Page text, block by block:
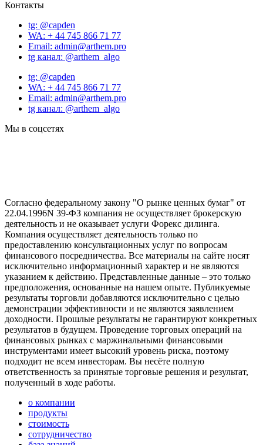
Контакты
tg: @capden
WA: + 44 745 866 71 77
Email: admin@arthem.pro
tg канал: @arthem_algo
tg: @capden
WA: + 44 745 866 71 77
Email: admin@arthem.pro
tg канал: @arthem_algo
Мы в соцсетях
Согласно федеральному закону "О рынке ценных бумаг" от
22.04.1996N 39-ФЗ компания не осуществляет брокерскую
деятельность и не оказывает услуги Форекс дилинга.
Компания осуществляет деятельность только по
предоставлению консультационных услуг по вопросам
финансового посредничества. Все материалы на сайте носят
исключительно информационный характер и не являются
указанием к действию. Представленные данные – это только
предположения, основанные на нашем опыте. Публикуемые
результаты торговли добавляются исключительно с целью
демонстрации эффективности и не являются заявлением
доходности. Прошлые результаты не гарантируют конкретных
результатов в будущем. Проведение торговых операций на
финансовых рынках с маржинальными финансовыми
инструментами имеет высокий уровень риска, поэтому
подходит не всем инвесторам. Вы несёте полную
ответственность за принятые торговые решения и результат,
полученный в ходе работы.
о компании
продукты
стоимость
сотрудничество